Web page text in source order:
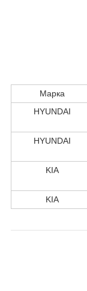
Марка
HYUNDAI
HYUNDAI
KIA
KIA